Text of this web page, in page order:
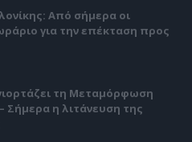
Από σήμερα οι
για την επέκταση προς
τη Μεταμόρφωση
Σήμερα η λιτάνευση της